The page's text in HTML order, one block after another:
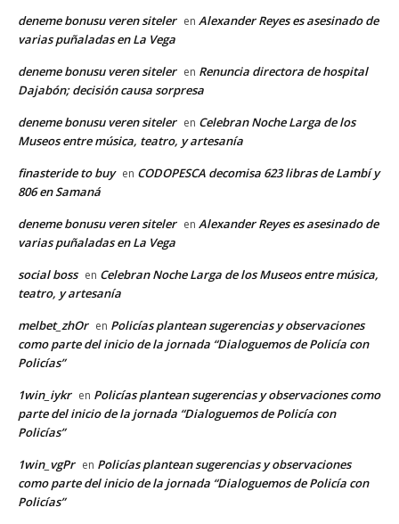
deneme bonusu veren siteler en Alexander Reyes es asesinado de
varias puñaladas en La Vega
deneme bonusu veren siteler en Renuncia directora de hospital
Dajabón; decisión causa sorpresa
deneme bonusu veren siteler en Celebran Noche Larga de los
Museos entre música, teatro, y artesanía
finasteride to buy en CODOPESCA decomisa 623 libras de Lambí y
806 en Samaná
deneme bonusu veren siteler en Alexander Reyes es asesinado de
varias puñaladas en La Vega
social boss en Celebran Noche Larga de los Museos entre música,
teatro, y artesanía
melbet_zhOr en Policías plantean sugerencias y observaciones
como parte del inicio de la jornada “Dialoguemos de Policía con
Policías”
1win_iykr en Policías plantean sugerencias y observaciones como
parte del inicio de la jornada “Dialoguemos de Policía con
Policías”
1win_vgPr en Policías plantean sugerencias y observaciones
como parte del inicio de la jornada “Dialoguemos de Policía con
Policías”